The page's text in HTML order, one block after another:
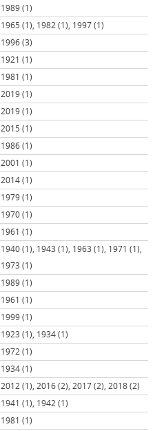
1989 (1)
1965 (1), 1982 (1), 1997 (1)
1996 (3)
1921 (1)
1981 (1)
2019 (1)
2019 (1)
2015 (1)
1986 (1)
2001 (1)
2014 (1)
1979 (1)
1970 (1)
1961 (1)
1940 (1), 1943 (1), 1963 (1), 1971 (1),
1973 (1)
1989 (1)
1961 (1)
1999 (1)
1923 (1), 1934 (1)
1972 (1)
1934 (1)
2012 (1), 2016 (2), 2017 (2), 2018 (2)
1941 (1), 1942 (1)
1981 (1)